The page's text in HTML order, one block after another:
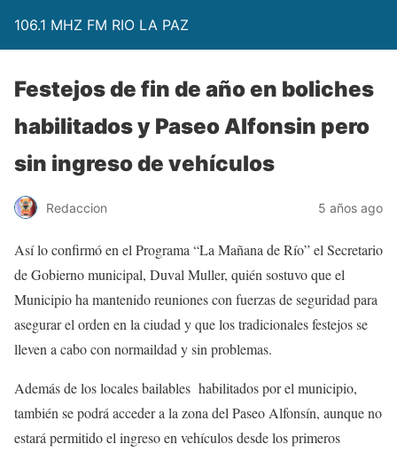
106.1 MHZ FM RIO LA PAZ
Festejos de fin de año en boliches
habilitados y Paseo Alfonsin pero
sin ingreso de vehículos
Redaccion 5 años ago
Así lo confirmó en el Programa “La Mañana de Río” el Secretario
de Gobierno municipal, Duval Muller, quién sostuvo que el
Municipio ha mantenido reuniones con fuerzas de seguridad para
asegurar el orden en la ciudad y que los tradicionales festejos se
lleven a cabo con normaildad y sin problemas.
Además de los locales bailables habilitados por el municipio,
también se podrá acceder a la zona del Paseo Alfonsín, aunque no
estará permitido el ingreso en vehículos desde los primeros